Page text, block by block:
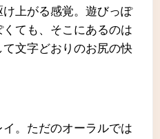
上がる感覚。遊びっぽ
ても、そこにあるのは
文字どおりのお尻の快
。ただのオーラルでは